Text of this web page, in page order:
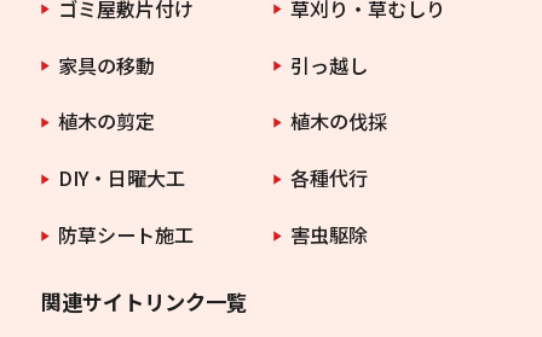
ゴミ屋敷片付け
草刈り・草むしり
家具の移動
引っ越し
植木の剪定
植木の伐採
DIY・日曜大工
各種代行
防草シート施工
害虫駆除
関連サイトリンク一覧